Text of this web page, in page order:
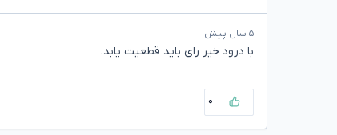
۵ سال پیش
با درود خیر رای باید قطعیت یابد.
۰